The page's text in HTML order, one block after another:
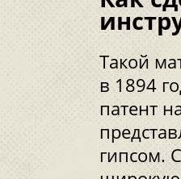
Такой
в 1894
патент
гипсом.